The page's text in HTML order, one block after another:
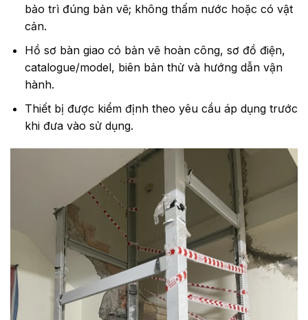
bảo trì đúng bản vẽ; không thấm nước hoặc có vật
cản.
Hồ sơ bàn giao có bản vẽ hoàn công, sơ đồ điện,
catalogue/model, biên bản thử và hướng dẫn vận
hành.
Thiết bị được kiểm định theo yêu cầu áp dụng trước
khi đưa vào sử dụng.